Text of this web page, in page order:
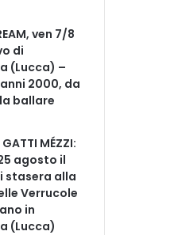
ven 7/8
di
(Lucca) –
2000, da
ballare
MÉZZI:
agosto il
stasera alla
Verrucole
in
(Lucca)